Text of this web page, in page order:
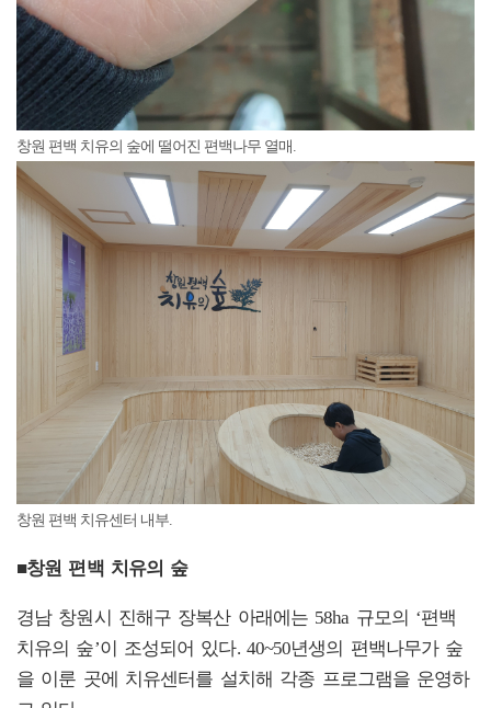
창원 편백 치유의 숲에 떨어진 편백나무 열매.
창원 편백 치유센터 내부.
■창원 편백 치유의 숲
경남 창원시 진해구 장복산 아래에는 58ha 규모의 ‘편백
치유의 숲’이 조성되어 있다. 40~50년생의 편백나무가 숲
을 이룬 곳에 치유센터를 설치해 각종 프로그램을 운영하